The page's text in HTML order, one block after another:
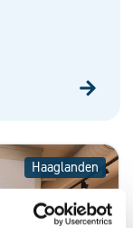
Haaglanden